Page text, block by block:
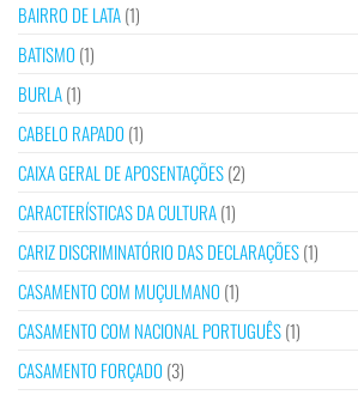
BAIRRO DE LATA(1)
BATISMO (1)
BURLA(1)
CABELO RAPADO (1)
CAIXA GERAL DE APOSENTAÇÕES(2)
CARACTERÍSTICAS DA CULTURA(1)
CARIZ DISCRIMINATÓRIO DAS DECLARAÇÕES(1)
CASAMENTO COM MUÇULMANO (1)
CASAMENTO COM NACIONAL PORTUGUÊS(1)
CASAMENTO FORÇADO (3)